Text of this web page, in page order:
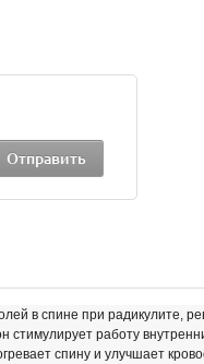
в спине при радикулите,
стимулирует работу
спину и улучшает